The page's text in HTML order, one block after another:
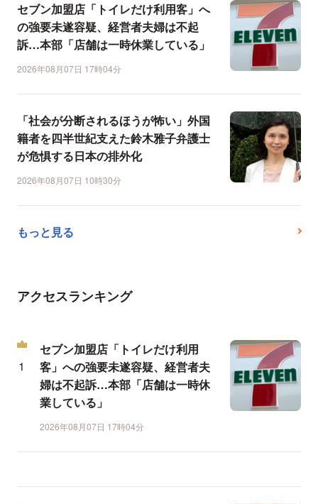
セブン加盟店「トイレだけ利用客」へ
の強要未遂容疑、経営者夫婦は不起
訴…本部「店舗は一時休業している」
2026年08月07日 17時04分
「社会が分断されるほうが怖い」外国
籍者を四半世紀支えた鈴木雅子弁護士
が危惧する日本の排外化
2026年08月07日 10時30分
もっと見る
アクセスランキング
セブン加盟店「トイレだけ利用
客」への強要未遂容疑、経営者夫
婦は不起訴…本部「店舗は一時休
業している」
2026年08月07日 17時04分